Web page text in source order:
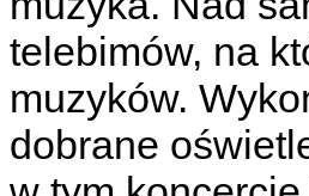
telebimów, na
muzyków.
dobrane